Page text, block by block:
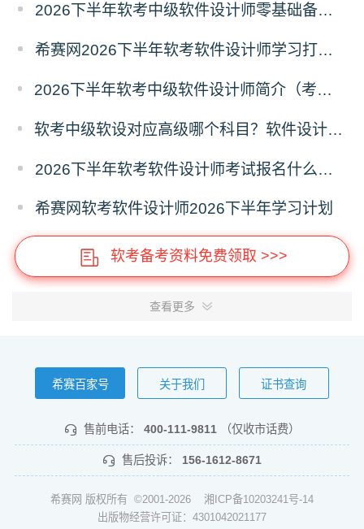
2026下半年软考中级软件设计师零基础备考建议
希赛网2026下半年软考软件设计师学习打卡表
2026下半年软考中级软件设计师简介（考试重点+范围）
软考中级软设对应高级哪个科目？软件设计师对应高级报考指南
2026下半年软考软件设计师考试报名什么时候开始？
希赛网软考软件设计师2026下半年学习计划
软考备考资料免费领取 >>>
查看更多
希赛百家号 关于我们 证书查询
售前电话： 400-111-9811 （仅收市话费）
售后投诉： 156-1612-8671
希赛网 版权所有 ©2001-2026 湘ICP备10203241号-14
出版物经营许可证：4301042021177